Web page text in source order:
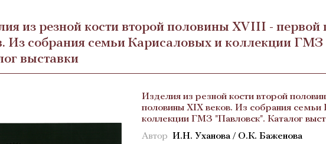
из резной кости второй половины XVIII -
Из собрания семьи Карисаловых и коллекции ГМЗ
выставки
Изделия из резной кости второй
половины XIX веков. Из собрания семьи
коллекции ГМЗ "Павловск". Каталог
Автор И.Н. Уханова / О.К. Баженова